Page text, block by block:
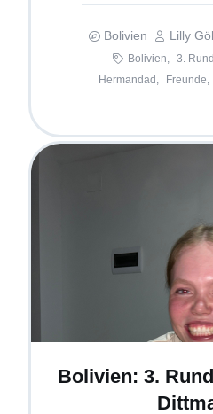
Bolivien Lilly
Bolivien, 3.
Hermandad,
Freunde,
Bolivien: 3.